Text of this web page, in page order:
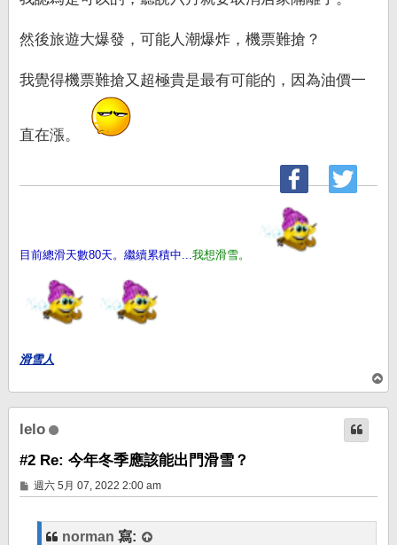
然後旅遊大爆發，可能人潮爆炸，機票難搶？
我覺得機票難搶又超極貴是最有可能的，因為油價一
直在漲。
目前總滑天數80天。繼續累積中... 我想滑雪。
滑雪人
頂
端
lelo
#2 Re: 今年冬季應該能出門滑雪？
文
章
週六 5月 07, 2022 2:00 am
norman 寫: